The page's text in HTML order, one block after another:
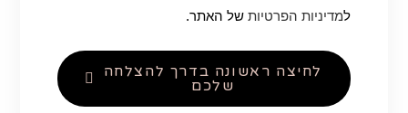
למדיניות הפרטיותשל האתר.
לחיצה ראשונה בדרך להצלחה
שלכם